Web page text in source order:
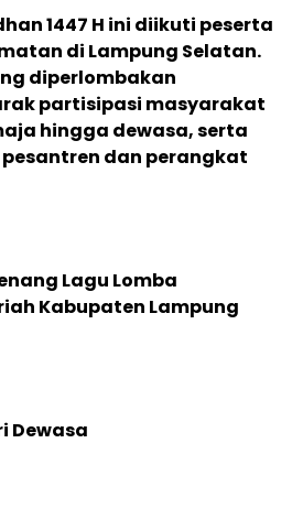
1447 H ini diikuti peserta
di Lampung Selatan.
diperlombakan
partisipasi masyarakat
hingga dewasa, serta
dan perangkat
Lagu Lomba
Kabupaten Lampung
Dewasa